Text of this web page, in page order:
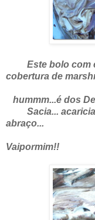
Este bolo com
cobertura de
hummm...é dos
Sacia...
abraço...
Vaipormim!!